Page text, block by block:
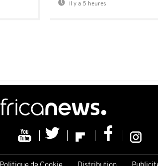
Il y a 5 heures